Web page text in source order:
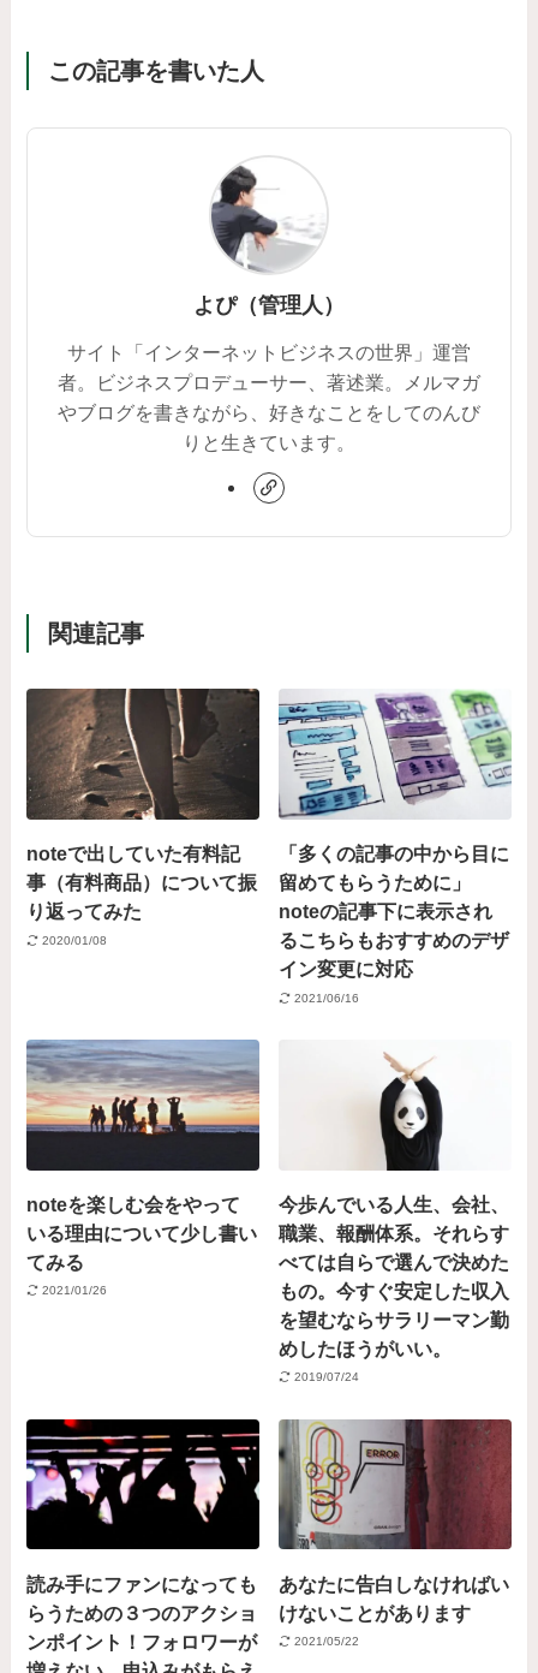
この記事を書いた人
よぴ（管理人）
サイト「インターネットビジネスの世界」運営
者。ビジネスプロデューサー、著述業。メルマガ
やブログを書きながら、好きなことをしてのんび
りと生きています。
関連記事
noteで出していた有料記
事（有料商品）について振
り返ってみた
2020/01/08
「多くの記事の中から目に
留めてもらうために」
noteの記事下に表示され
るこちらもおすすめのデザ
イン変更に対応
2021/06/16
noteを楽しむ会をやって
いる理由について少し書い
てみる
2021/01/26
今歩んでいる人生、会社、
職業、報酬体系。それらす
べては自らで選んで決めた
もの。今すぐ安定した収入
を望むならサラリーマン勤
めしたほうがいい。
2019/07/24
読み手にファンになっても
らうための３つのアクショ
ンポイント！フォロワーが
あなたに告白しなければい
けないことがあります
2021/05/22